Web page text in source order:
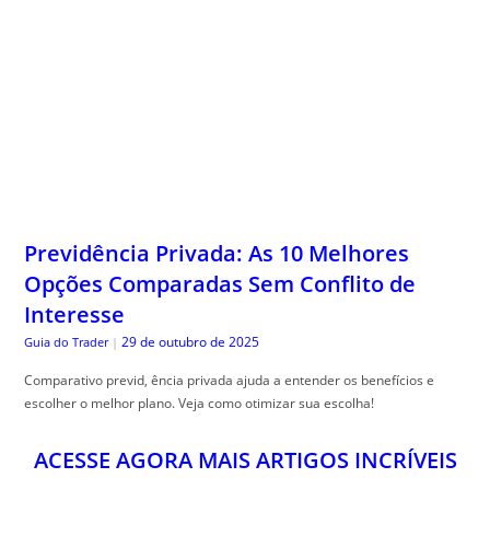
Previdência Privada: As 10 Melhores
Opções Comparadas Sem Conflito de
Interesse
Guia do Trader | 29 de outubro de 2025
Comparativo previd, ência privada ajuda a entender os benefícios e
escolher o melhor plano. Veja como otimizar sua escolha!
ACESSE AGORA MAIS ARTIGOS INCRÍVEIS